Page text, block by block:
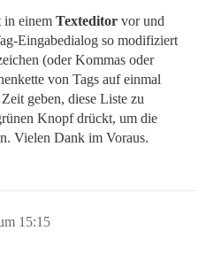
in einem Texteditor vor und
Eingabedialog so modifiziert
(oder Kommas oder
von Tags auf einmal
geben, diese Liste zu
Knopf drückt, um die
Vielen Dank im Voraus.
15:15